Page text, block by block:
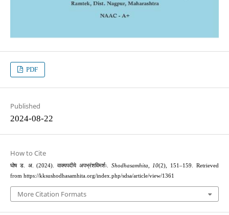
PDF
Published
2024-08-22
How to Cite
घोष ड. अ. (2024). वाक्यपदीये अपभ्रंशविमर्शः. Shodhasamhita 10(2), 151–159. Retrieved
from https://kksushodhasamhita.org/index.php/sdsa/article/view/1361
More Citation Formats